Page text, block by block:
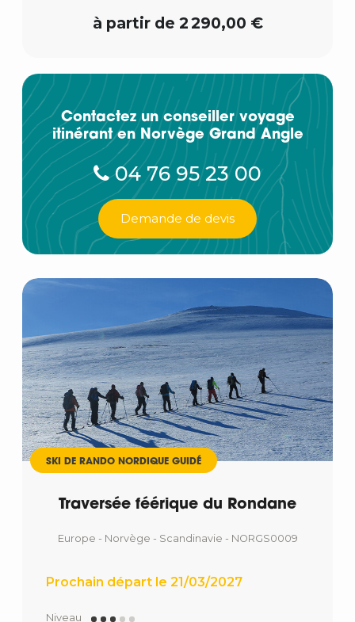
à partir de 2 290,00 €
Contactez un conseiller voyage
itinérant en Norvège Grand Angle
04 76 95 23 00
Demande de devis
SKI DE RANDO NORDIQUE GUIDÉ
Traversée féérique du Rondane
Europe - Norvège - Scandinavie - NORGS0009
Prochain départ le 21/03/2027
Niveau